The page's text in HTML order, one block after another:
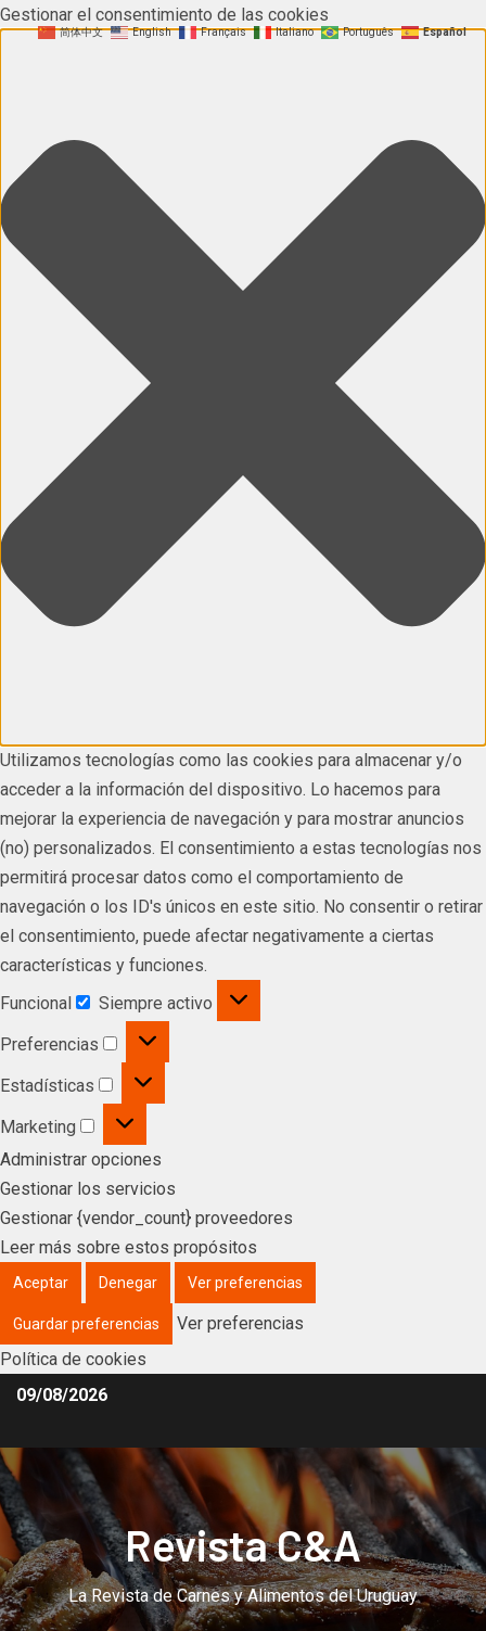
Gestionar el consentimiento de las cookies
Utilizamos tecnologías como las cookies para almacenar y/o
acceder a la información del dispositivo. Lo hacemos para
mejorar la experiencia de navegación y para mostrar anuncios
(no) personalizados. El consentimiento a estas tecnologías nos
permitirá procesar datos como el comportamiento de
navegación o los ID's únicos en este sitio. No consentir o retirar
el consentimiento, puede afectar negativamente a ciertas
características y funciones.
Funcional
Siempre activo
Preferencias
Estadísticas
Marketing
Administrar opciones
Gestionar los servicios
Gestionar {vendor_count} proveedores
Leer más sobre estos propósitos
Aceptar Denegar Ver preferencias
Guardar preferencias
Ver preferencias
Política de cookies
09/08/2026
Revista C&A
La Revista de Carnes y Alimentos del Uruguay
简体中文 English Français Italiano Português Español